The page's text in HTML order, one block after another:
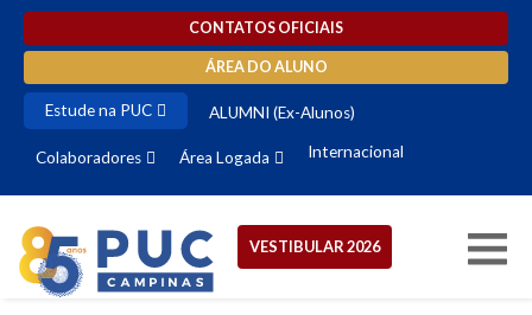
CONTATOS OFICIAIS
ÁREA DO ALUNO
Estude na PUC ALUMNI (Ex-Alunos)
Colaboradores Área Logada Internacional
VESTIBULAR 2026